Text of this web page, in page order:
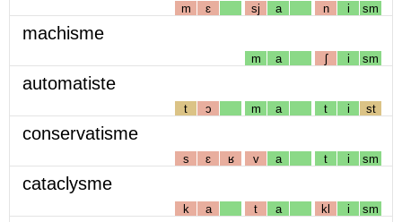
m ɛ sj a n i sm
machisme
m a ʃ i sm
automatiste
t ɔ m a t i st
conservatisme
s ɛ ʁ v a t i sm
cataclysme
k a t a kl i sm